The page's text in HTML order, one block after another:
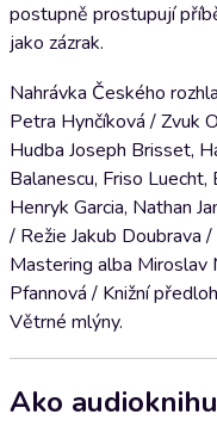
postupně prostupují
jako zázrak.
Nahrávka Českého
Petra Hynčíková / Zvuk
Hudba Joseph Brisset,
Balanescu, Friso
Henryk Garcia, Nathan
/ Režie Jakub Doubrava
Mastering alba Miroslav
Pfannová / Knižní
Větrné mlýny.
Ako